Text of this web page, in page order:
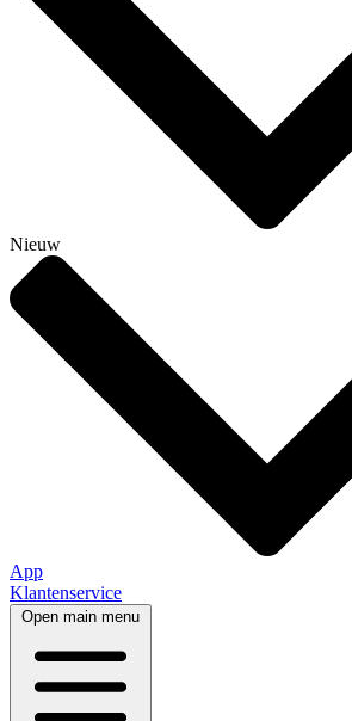
Nieuw
App
Klantenservice
Open main menu